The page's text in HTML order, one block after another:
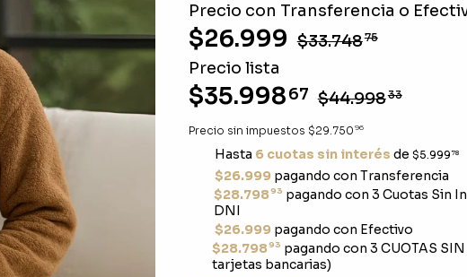
Precio con Transferencia o
$26.999 $33.74875
Precio lista
$35.99867 $44.99833
Precio sin impuestos $29.750 96
Hasta 6 cuotas sin interés de $5.999 78
$26.999pagando con Transferencia
$28.798 93 pagando con 3 Cuotas Sin
DNI
$26.999pagando con Efectivo
$28.79893 pagando con 3 CUOTAS
tarjetas bancarias)